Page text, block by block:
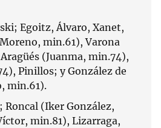
Egoitz, Álvaro, Xanet,
min.61), Varona
(Juanma, min.74),
Pinillos; y González de
min.61).
Roncal (Iker González,
min.81), Lizarraga,